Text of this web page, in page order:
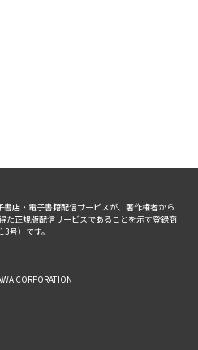
書店・電子書籍配信サービスが、著作権者から
た正規版配信サービスであることを示す登録商
号）です。
CORPORATION